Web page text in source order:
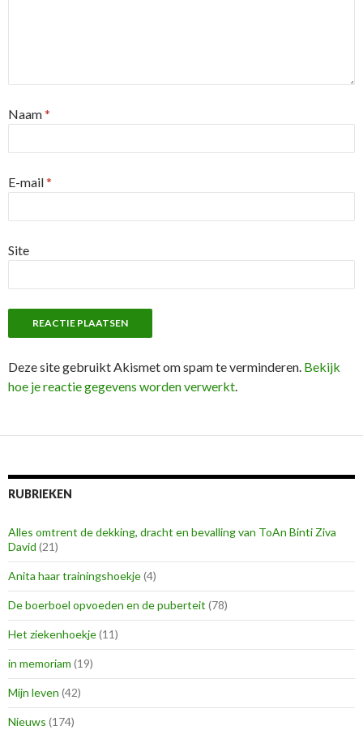
Naam*
E-mail*
Site
Deze site gebruikt Akismet om spam te verminderen. Bekijk
hoe je reactie gegevens worden verwerkt.
RUBRIEKEN
Alles omtrent de dekking, dracht en bevalling van ToAn Binti Ziva
David (21)
Anita haar trainingshoekje(4)
De boerboel opvoeden en de puberteit (78)
Het ziekenhoekje(11)
in memoriam (19)
Mijn leven (42)
Nieuws (174)